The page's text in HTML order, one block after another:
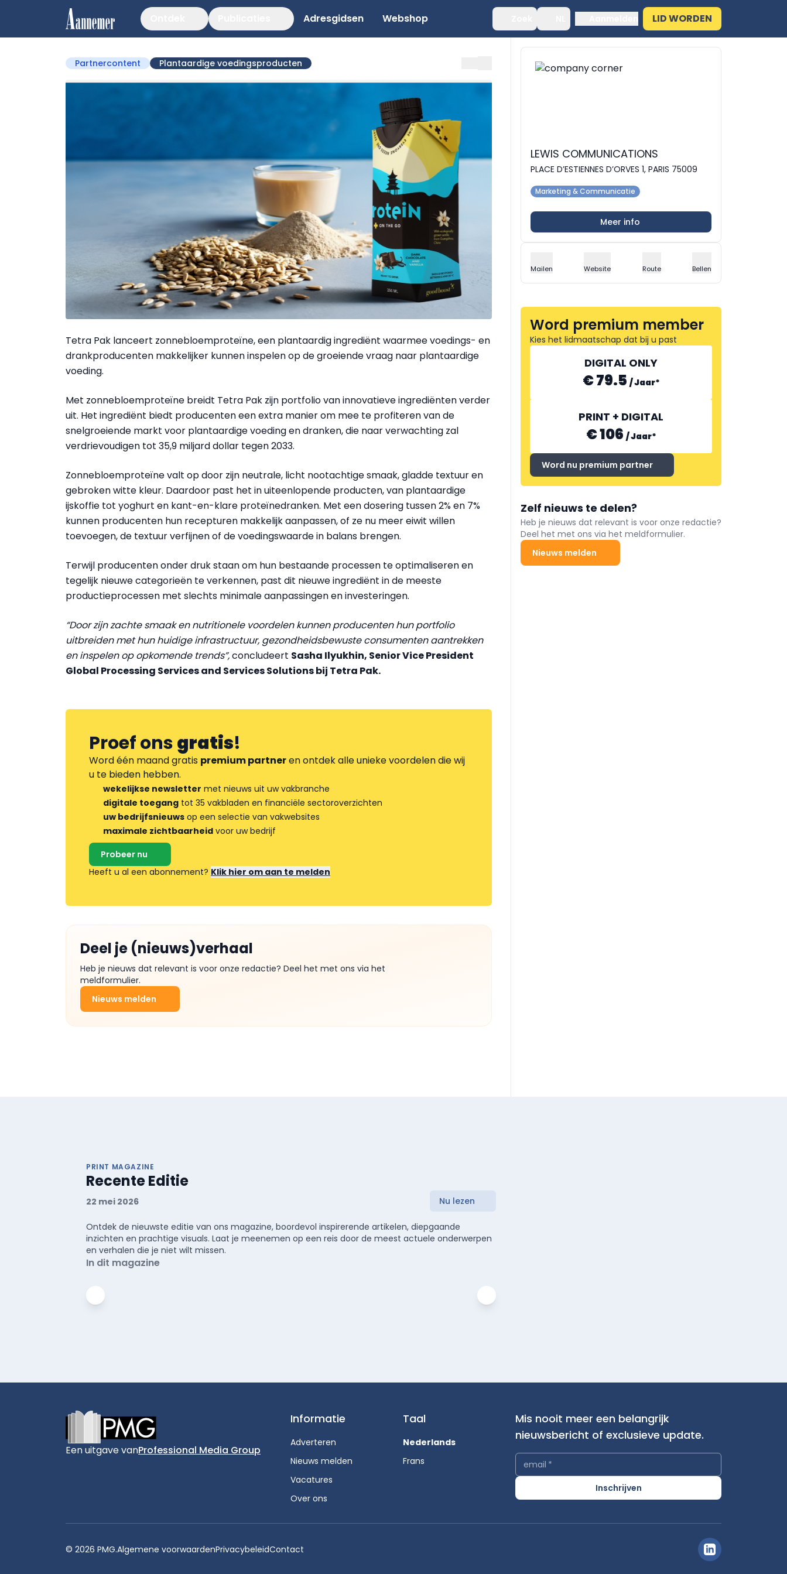
Adresgidsen Webshop LID WORDEN
Partnercontent Plantaardige voedingsproducten
Tetra Pak lanceert zonnebloemproteïne, een plantaardig ingrediënt waarmee voedings- en
drankproducenten makkelijker kunnen inspelen op de groeiende vraag naar plantaardige
voeding.
Met zonnebloemproteïne breidt Tetra Pak zijn portfolio van innovatieve ingrediënten verder
uit. Het ingrediënt biedt producenten een extra manier om mee te profiteren van de
snelgroeiende markt voor plantaardige voeding en dranken, die naar verwachting zal
verdrievoudigen tot 35,9 miljard dollar tegen 2033.
Zonnebloemproteïne valt op door zijn neutrale, licht nootachtige smaak, gladde textuur en
gebroken witte kleur. Daardoor past het in uiteenlopende producten, van plantaardige
ijskoffie tot yoghurt en kant-en-klare proteïnedranken. Met een dosering tussen 2% en 7%
kunnen producenten hun recepturen makkelijk aanpassen, of ze nu meer eiwit willen
toevoegen, de textuur verfijnen of de voedingswaarde in balans brengen.
Terwijl producenten onder druk staan om hun bestaande processen te optimaliseren en
tegelijk nieuwe categorieën te verkennen, past dit nieuwe ingrediënt in de meeste
productieprocessen met slechts minimale aanpassingen en investeringen.
“Door zijn zachte smaak en nutritionele voordelen kunnen producenten hun portfolio
uitbreiden met hun huidige infrastructuur, gezondheidsbewuste consumenten aantrekken
en inspelen op opkomende trends”,concludeert Sasha Ilyukhin, Senior Vice President
Global Processing Services and Services Solutions bij Tetra Pak.
Proef onsgratis!
Word één maand gratis premium partneren ontdek alle unieke voordelen die wij
u te bieden hebben.
wekelijkse newsletter met nieuws uit uw vakbranche
digitale toegang tot 35 vakbladen en financiële sectoroverzichten
uw bedrijfsnieuws op een selectie van vakwebsites
maximale zichtbaarheid voor uw bedrijf
Probeer nu
Heeft u al een abonnement? Klik hier om aan te melden
Deel je (nieuws)verhaal
Heb je nieuws dat relevant is voor onze redactie? Deel het met ons via het
meldformulier.
Nieuws melden
LEWIS COMMUNICATIONS
PLACE D’ESTIENNES D’ORVES 1, PARIS 75009
Marketing & Communicatie
Meer info
Mailen Website Route Bellen
Word premium member
Kies het lidmaatschap dat bij u past
DIGITAL ONLY
€ 79.5 /Jaar*
PRINT + DIGITAL
€ 106 /Jaar*
Word nu premium partner
Zelf nieuws te delen?
Heb je nieuws dat relevant is voor onze redactie?
Deel het met ons via het meldformulier.
Nieuws melden
PRINT MAGAZINE
Recente Editie
22 mei 2026 Nu lezen
Ontdek de nieuwste editie van ons magazine, boordevol inspirerende artikelen, diepgaande
inzichten en prachtige visuals. Laat je meenemen op een reis door de meest actuele onderwerpen
en verhalen die je niet wilt missen.
In dit magazine
Een uitgave vanProfessional Media Group
Informatie
Adverteren
Nieuws melden
Vacatures
Over ons
Taal
Nederlands
Frans
Mis nooit meer een belangrijk
nieuwsbericht of exclusieve update.
email *
Inschrijven
© 2026 PMG.Algemene voorwaardenPrivacybeleidContact